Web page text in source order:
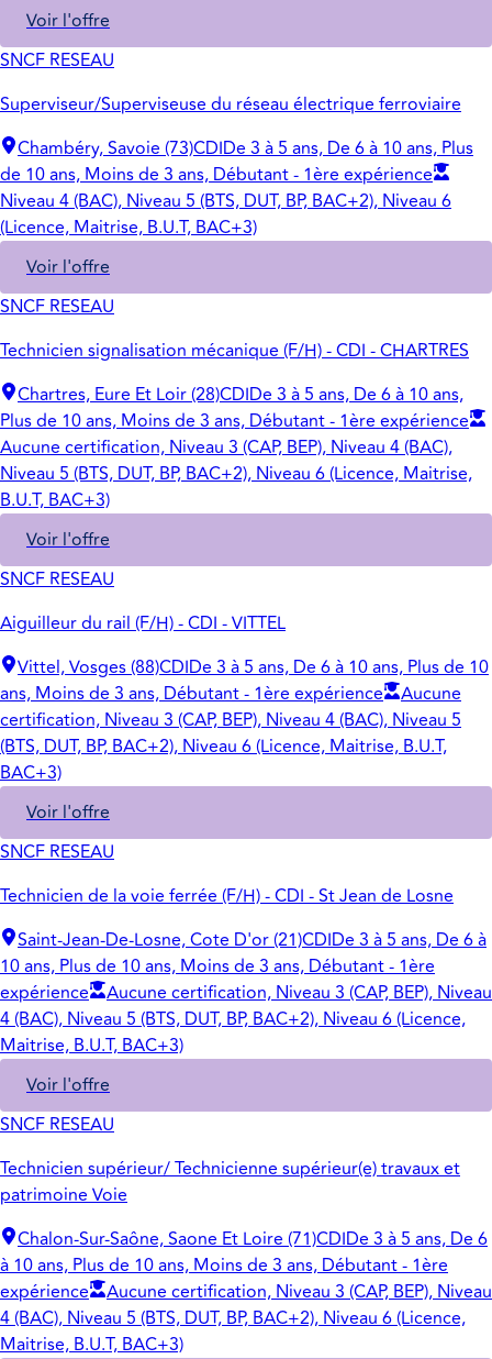
Voir l'offre
SNCF RESEAU
Superviseur/Superviseuse du réseau électrique ferroviaire
Chambéry, Savoie (73)CDIDe 3 à 5 ans, De 6 à 10 ans, Plus
de 10 ans, Moins de 3 ans, Débutant - 1ère expérience
Niveau 4 (BAC), Niveau 5 (BTS, DUT, BP, BAC+2), Niveau 6
(Licence, Maitrise, B.U.T, BAC+3)
Voir l'offre
SNCF RESEAU
Technicien signalisation mécanique (F/H) - CDI - CHARTRES
Chartres, Eure Et Loir (28)CDIDe 3 à 5 ans, De 6 à 10 ans,
Plus de 10 ans, Moins de 3 ans, Débutant - 1ère expérience
Aucune certification, Niveau 3 (CAP, BEP), Niveau 4 (BAC),
Niveau 5 (BTS, DUT, BP, BAC+2), Niveau 6 (Licence, Maitrise,
B.U.T, BAC+3)
Voir l'offre
SNCF RESEAU
Aiguilleur du rail (F/H) - CDI - VITTEL
Vittel, Vosges (88)CDIDe 3 à 5 ans, De 6 à 10 ans, Plus de 10
ans, Moins de 3 ans, Débutant - 1ère expérience
Aucune
certification, Niveau 3 (CAP, BEP), Niveau 4 (BAC), Niveau 5
(BTS, DUT, BP, BAC+2), Niveau 6 (Licence, Maitrise, B.U.T,
BAC+3)
Voir l'offre
SNCF RESEAU
Technicien de la voie ferrée (F/H) - CDI - St Jean de Losne
Saint-Jean-De-Losne, Cote D'or (21)CDIDe 3 à 5 ans, De 6 à
10 ans, Plus de 10 ans, Moins de 3 ans, Débutant - 1ère
expérience
Aucune certification, Niveau 3 (CAP, BEP), Niveau
4 (BAC), Niveau 5 (BTS, DUT, BP, BAC+2), Niveau 6 (Licence,
Maitrise, B.U.T, BAC+3)
Voir l'offre
SNCF RESEAU
Technicien supérieur/ Technicienne supérieur(e) travaux et
patrimoine Voie
Chalon-Sur-Saône, Saone Et Loire (71)CDIDe 3 à 5 ans, De 6
à 10 ans, Plus de 10 ans, Moins de 3 ans, Débutant - 1ère
expérience
Aucune certification, Niveau 3 (CAP, BEP), Niveau
4 (BAC), Niveau 5 (BTS, DUT, BP, BAC+2), Niveau 6 (Licence,
Maitrise, B.U.T, BAC+3)